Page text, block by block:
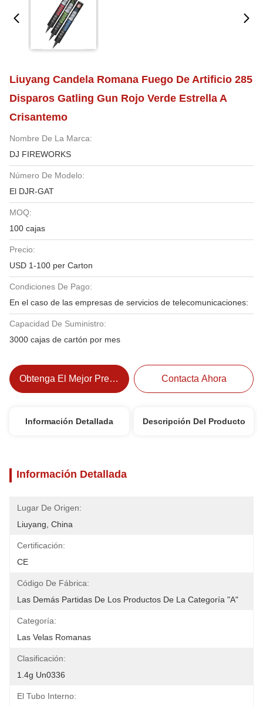
Liuyang Candela Romana Fuego De Artificio 285
Disparos Gatling Gun Rojo Verde Estrella A
Crisantemo
Nombre De La Marca:
DJ FIREWORKS
Número De Modelo:
El DJR-GAT
MOQ:
100 cajas
Precio:
USD 1-100 per Carton
Condiciones De Pago:
En el caso de las empresas de servicios de telecomunicaciones:
Capacidad De Suministro:
3000 cajas de cartón por mes
Obtenga El Mejor Precio Contacta Ahora
Información Detallada Descripción Del Producto
Información Detallada
Lugar De Origen:
Liuyang, China
Certificación:
CE
Código De Fábrica:
Las Demás Partidas De Los Productos De La Categoría "A"
Categoría:
Las Velas Romanas
Clasificación:
1.4g Un0336
El Tubo Interno: